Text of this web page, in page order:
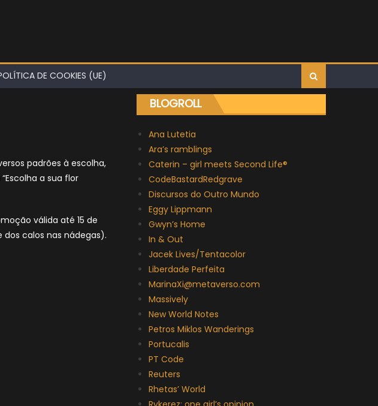
DE COOKIES (UE)
padrões à escolha,
a sua flor
válida até 15 de
calos nas nádegas).
BLOGROLL
Ana Lutetia
Ara’s ramblings
Caterin – girl meets Second Life®
CodeBastardRedgrave
Discursos do Outro Mundo
Eggy Lippmann
Gwyn’s Home
In & Out
Jacek Lives/Tentacolor
Liberdade Perfeita
MarinaXi@metaverso.com
Massively
New World Notes
Petros Miklos Wanderings
Portucalis
PT Code
Reuters
Rhetas’ World